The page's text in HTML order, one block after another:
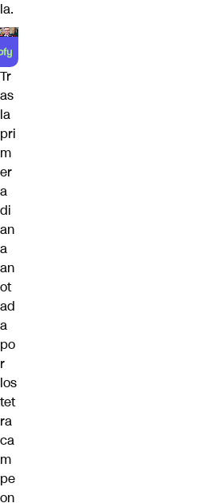
la.
Tr
as
la
pri
m
er
a
di
an
a
an
ot
ad
a
po
r
los
tet
ra
ca
m
pe
on